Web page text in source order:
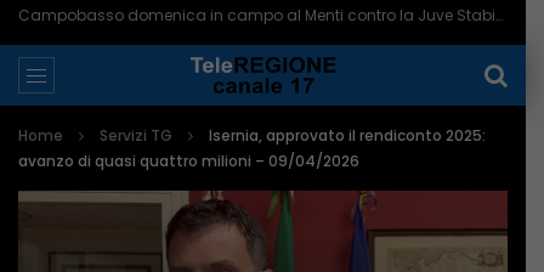
Campobasso domenica in campo al Menti contro la Juve Stabia – 07/08/2026
Home Servizi TG
Isernia, approvato il rendiconto 2025:
avanzo di quasi quattro milioni – 09/04/2026